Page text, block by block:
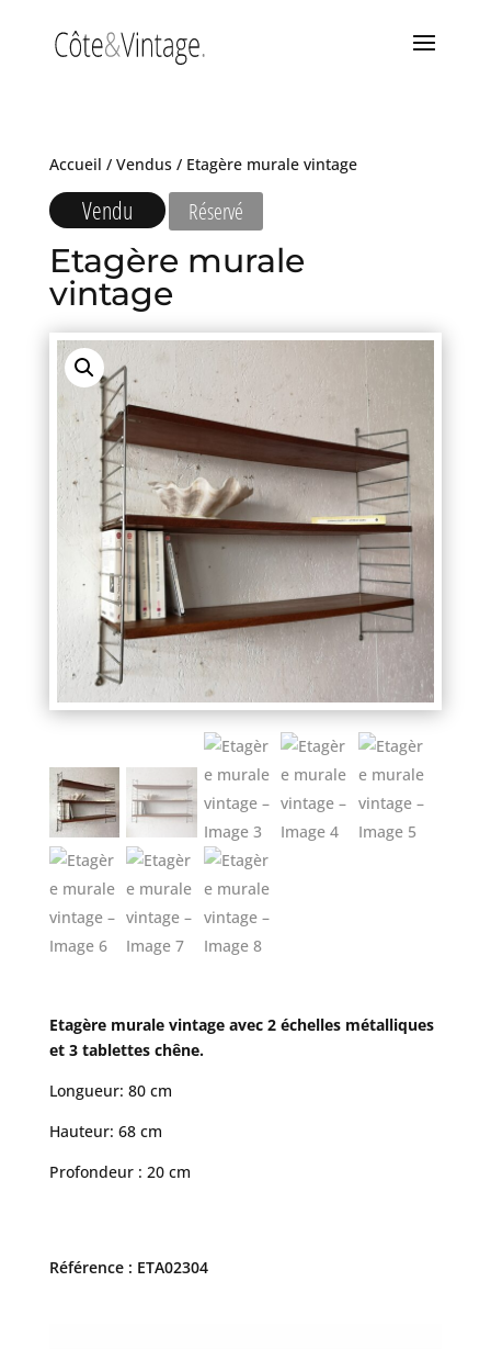
Accueil / Vendus/ Etagère murale vintage
Vendu Réservé
Etagère murale
vintage
Etagère murale vintage avec 2 échelles métalliques
et 3 tablettes chêne.
Longueur: 80 cm
Hauteur: 68 cm
Profondeur : 20 cm
Référence : ETA02304